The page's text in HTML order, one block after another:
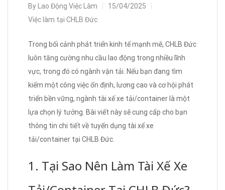
By Lao Động Việc Làm
15/04/2025
Việc làm tại CHLB Đức
Trong bối cảnh phát triển kinh tế mạnh mẽ, CHLB Đức
luôn tăng cường nhu cầu lao động trong nhiều lĩnh
vực, trong đó có ngành vận tải. Nếu bạn đang tìm
kiếm một công việc ổn định, lương cao và cơ hội phát
triển bền vững, ngành tài xế xe tải/container là một
lựa chọn lý tưởng. Bài viết này sẽ cung cấp cho bạn
thông tin chi tiết về tuyển dụng tài xế xe
tải/container tại CHLB Đức.
1. Tại Sao Nên Làm Tài Xế Xe